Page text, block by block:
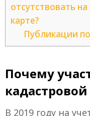
отсутствовать
карте?
Публикации
Почему
кадастровой
В 2019 году на